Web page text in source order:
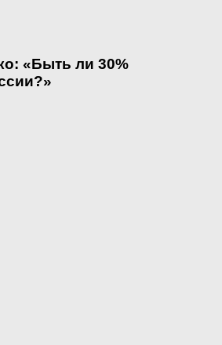
«Быть ли 30%